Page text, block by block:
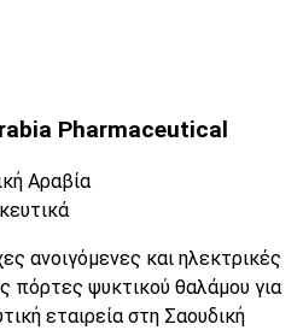
Pharmaceutical
Αραβία
ανοιγόμενες και ηλεκτρικές
πόρτες ψυκτικού θαλάμου για
εταιρεία στη Σαουδική